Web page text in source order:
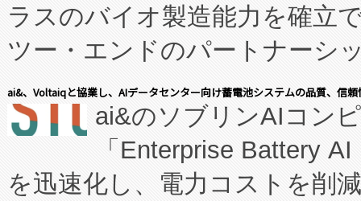
ラスのバイオ製造能力を確立
ツー・エンドのパートナーシ
表しました。 同社の実績ある
manufacturing™ (FCCM™) プ
たNeXは、バイオ医薬品製造
従来のフェッドバッチ施設の
ai&、Voltaiqと協業し、AIデータセンター向け蓄電池システムの品質、信
ai&のソブリンAIコン
「Enterprise Battery
を迅速化し、電力コストを削